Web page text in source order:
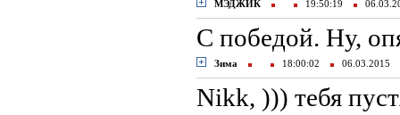
МЭДЖИК 19:50:19
C победой. Ну,
Зима 18:00:02 06.03.2015
Nikk, ))) тебя